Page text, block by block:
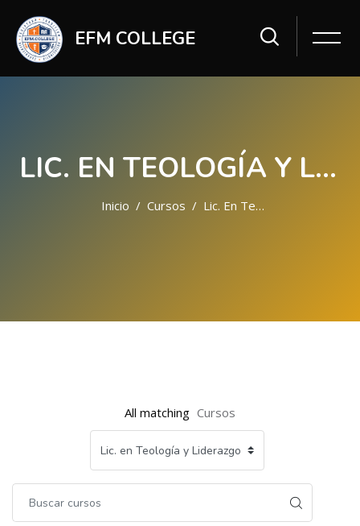
EFM COLLEGE
LIC. EN TEOLOGÍA Y LIDERAZGO
Inicio Cursos Lic. En Teología Y Liderazgo
All matching Cursos